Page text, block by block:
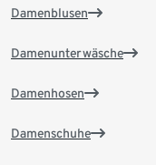
Damenblusen
Damenunterwäsche
Damenhosen
Damenschuhe